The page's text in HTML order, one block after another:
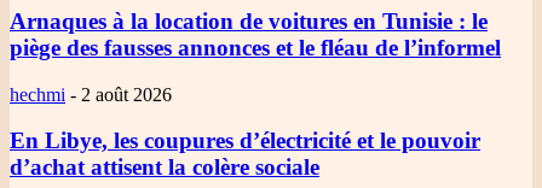
Arnaques à la location de voitures en Tunisie : le
piège des fausses annonces et le fléau de l’informel
hechmi - 2 août 2026
En Libye, les coupures d’électricité et le pouvoir
d’achat attisent la colère sociale